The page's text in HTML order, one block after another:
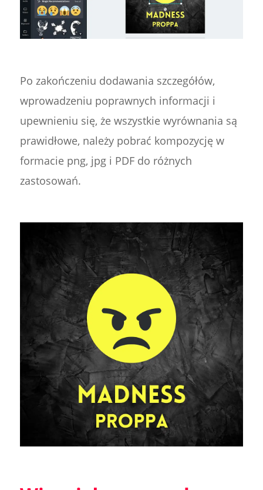
Po zakończeniu dodawania szczegółów,
wprowadzeniu poprawnych informacji i
upewnieniu się, że wszystkie wyrównania są
prawidłowe, należy pobrać kompozycję w
formacie png, jpg i PDF do różnych
zastosowań.